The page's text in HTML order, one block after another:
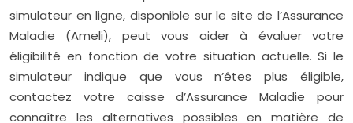
simulateur en ligne, disponible sur le site de l’Assurance
Maladie (Ameli), peut vous aider à évaluer votre
éligibilité en fonction de votre situation actuelle. Si le
simulateur indique que vous n’êtes plus éligible,
contactez votre caisse d’Assurance Maladie pour
connaître les alternatives possibles en matière de